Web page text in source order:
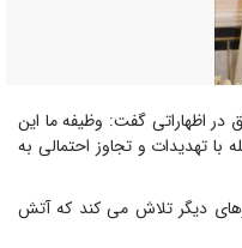
در اظهاراتی گفت: وظیفه ما این
با تهدیدات و تجاوز احتمالی به
دیگر تلاش می کند که آتش